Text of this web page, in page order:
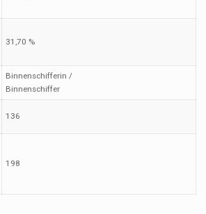
31,70 %
Binnenschifferin /
Binnenschiffer
136
198